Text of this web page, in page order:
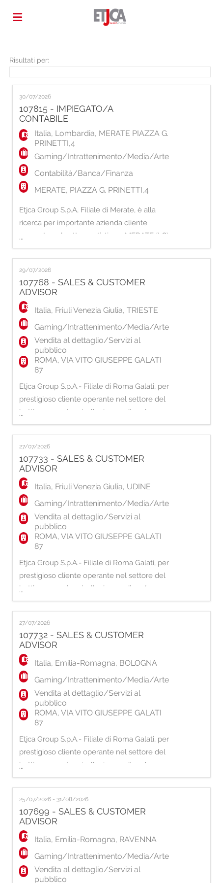
Offerte
di
lavoro
Carica
il
CV
Login
Lingua
EN
FR
IT
DE
ES
PT
Risultati per:
30/07/2026
107815 - IMPIEGATO/A
CONTABILE
Italia, Lombardia, MERATE PIAZZA G.
PRINETTI,4
Gaming/Intrattenimento/Media/Arte
Contabilità/Banca/Finanza
MERATE, PIAZZA G. PRINETTI,4
Etjca Group S.p.A, Filiale di Merate, è alla
ricerca per importante azienda cliente
operante nel settore artistico a MERATE (LC),
un/a IMPIEGATO/A CONTABILE. La risorsa
inserita si occuperà principalmente di: -
Gestione della contabilità generale (prima
nota, registrazioni contabili); - Ciclo attivo e
passivo (fatturazione, registrazione fa
...
29/07/2026
107768 - SALES & CUSTOMER
ADVISOR
Italia, Friuli Venezia Giulia,TRIESTE
Gaming/Intrattenimento/Media/Arte
Vendita al dettaglio/Servizi al
pubblico
ROMA, VIA VITO GIUSEPPE GALATI
87
Etjca Group S.p.A.- Filiale di Roma Galati, per
prestigioso cliente operante nel settore del
betting e gaming, è alla ricerca di un/una:
SALES & CUSTOMER ADVISOR La risorsa si
occuperà delle seguenti attività: -
Promozione dell'apertura dei conti gioco
attraverso la procedura di attivazione e della
gestione del conto per il cliente; - Supporto
...
27/07/2026
107733 - SALES & CUSTOMER
ADVISOR
Italia, Friuli Venezia Giulia, UDINE
Gaming/Intrattenimento/Media/Arte
Vendita al dettaglio/Servizi al
pubblico
ROMA, VIA VITO GIUSEPPE GALATI
87
Etjca Group S.p.A.- Filiale di Roma Galati, per
prestigioso cliente operante nel settore del
betting e gaming, è alla ricerca di un/una:
SALES & CUSTOMER ADVISOR La risorsa si
occuperà delle seguenti attività: -
Promozione dell'apertura dei conti gioco
attraverso la procedura di attivazione e della
gestione del conto per il cliente; - Supporto
...
27/07/2026
107732 - SALES & CUSTOMER
ADVISOR
Italia, Emilia-Romagna, BOLOGNA
Gaming/Intrattenimento/Media/Arte
Vendita al dettaglio/Servizi al
pubblico
ROMA, VIA VITO GIUSEPPE GALATI
87
Etjca Group S.p.A.- Filiale di Roma Galati, per
prestigioso cliente operante nel settore del
betting e gaming, è alla ricerca di un/una:
SALES & CUSTOMER ADVISOR La risorsa si
occuperà delle seguenti attività: -
Promozione dell'apertura dei conti gioco
attraverso la procedura di attivazione e della
gestione del conto per il cliente; - Supporto
...
25/07/2026 - 31/08/2026
107699 - SALES & CUSTOMER
ADVISOR
Italia, Emilia-Romagna, RAVENNA
Gaming/Intrattenimento/Media/Arte
Vendita al dettaglio/Servizi al
pubblico